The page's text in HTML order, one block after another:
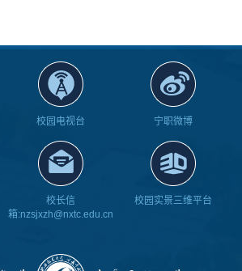
校园电视台 宁职微博
校长信
箱:nzsjxzh@nxtc.edu.cn
校园实景三维平台